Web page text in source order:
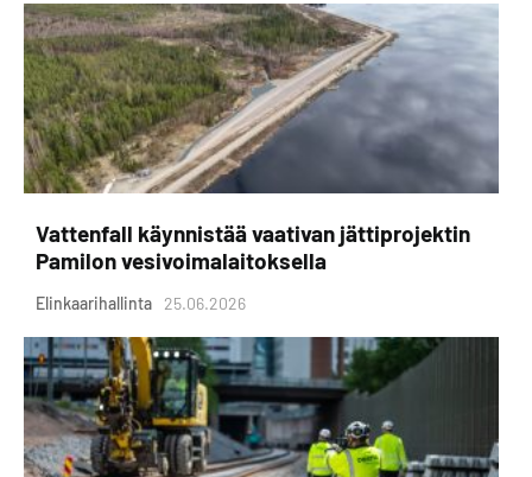
Vattenfall käynnistää vaativan jättiprojektin
Pamilon vesivoimalaitoksella
Elinkaarihallinta 25.06.2026